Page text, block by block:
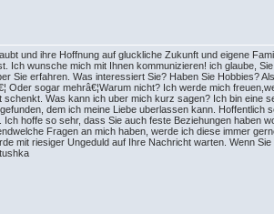
und ihre Hoffnung auf gluckliche Zukunft und eigene
wunsche mich mit Ihnen kommunizieren! ich glaube,
Sie erfahren. Was interessiert Sie? Haben Sie Hobbies?
Oder sogar mehrâ€¦Warum nicht? Ich werde mich
Was kann ich uber mich kurz sagen? Ich bin eine
dem ich meine Liebe uberlassen kann. Hoffentlich
hoffe so sehr, dass Sie auch feste Beziehungen haben
Fragen an mich haben, werde ich diese immer
mit riesiger Ungeduld auf Ihre Nachricht warten. Wenn